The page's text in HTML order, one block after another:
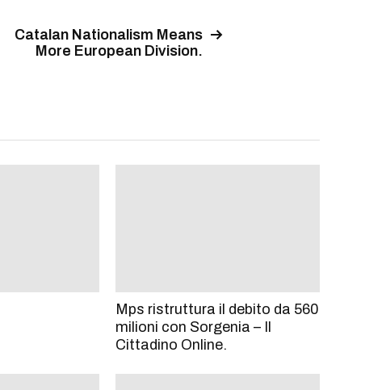
Catalan Nationalism Means
More European Division.
Mps ristruttura il debito da 560
milioni con Sorgenia – Il
Cittadino Online.